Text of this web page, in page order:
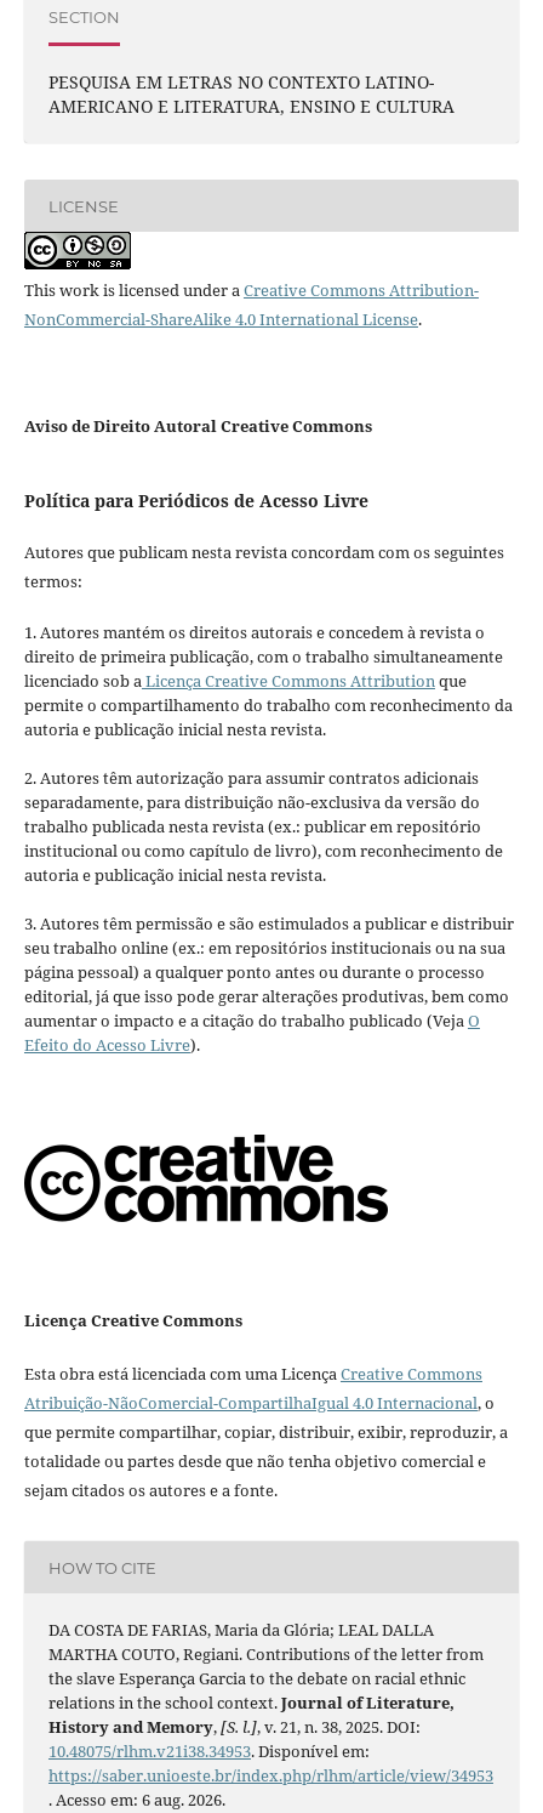
SECTION
PESQUISA EM LETRAS NO CONTEXTO LATINO-
AMERICANO E LITERATURA, ENSINO E CULTURA
LICENSE
This work is licensed under aCreative Commons Attribution-
NonCommercial-ShareAlike 4.0 International License.
Aviso de Direito Autoral Creative Commons
Política para Periódicos de Acesso Livre
Autores que publicam nesta revista concordam com os seguintes
termos:
1. Autores mantém os direitos autorais e concedem à revista o
direito de primeira publicação, com o trabalho simultaneamente
licenciado sob aLicença Creative Commons Attributionque
permite o compartilhamento do trabalho com reconhecimento da
autoria e publicação inicial nesta revista.
2. Autores têm autorização para assumir contratos adicionais
separadamente, para distribuição não-exclusiva da versão do
trabalho publicada nesta revista (ex.: publicar em repositório
institucional ou como capítulo de livro), com reconhecimento de
autoria e publicação inicial nesta revista.
3. Autores têm permissão e são estimulados a publicar e distribuir
seu trabalho online (ex.: em repositórios institucionais ou na sua
página pessoal) a qualquer ponto antes ou durante o processo
editorial, já que isso pode gerar alterações produtivas, bem como
aumentar o impacto e a citação do trabalho publicado (VejaO
Efeito do Acesso Livre).
Licença Creative Commons
Esta obra está licenciada com uma LicençaCreative Commons
Atribuição-NãoComercial-CompartilhaIgual 4.0 Internacional, o
que permite compartilhar, copiar, distribuir, exibir, reproduzir, a
totalidade ou partes desde que não tenha objetivo comercial e
sejam citados os autores e a fonte.
HOW TO CITE
DA COSTA DE FARIAS, Maria da Glória; LEAL DALLA
MARTHA COUTO, Regiani. Contributions of the letter from
the slave Esperança Garcia to the debate on racial ethnic
relations in the school context.Journal of Literature,
History and Memory,[S. l.], v. 21, n. 38, 2025. DOI:
10.48075/rlhm.v21i38.34953. Disponível em:
https://saber.unioeste.br/index.php/rlhm/article/view/34953
. Acesso em: 6 aug. 2026.